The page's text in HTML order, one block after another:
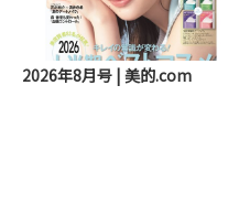
2026年8月号 | 美的.com